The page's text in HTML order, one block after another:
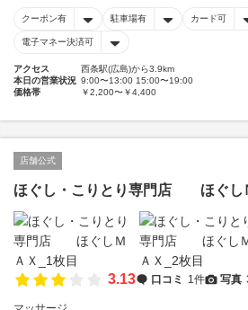
クーポン有 駐車場有 カード可
電子マネー決済可
アクセス
西条駅(広島)から3.9km
本日の営業状況 9:00〜13:00 15:00〜19:00
価格帯
￥2,200〜￥4,400
店舗公式
ほぐし・こりとり専門店 ほぐし
3.13 口コミ 1件 写真